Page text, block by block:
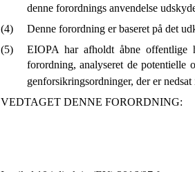
denne forordnings anvendelse
(4)
Denne forordning er baseret på det
(5)
EIOPA har afholdt åbne offentlige
forordning, analyseret de potentielle
genforsikringsordninger, der er
VEDTAGET DENNE FORORDNING: